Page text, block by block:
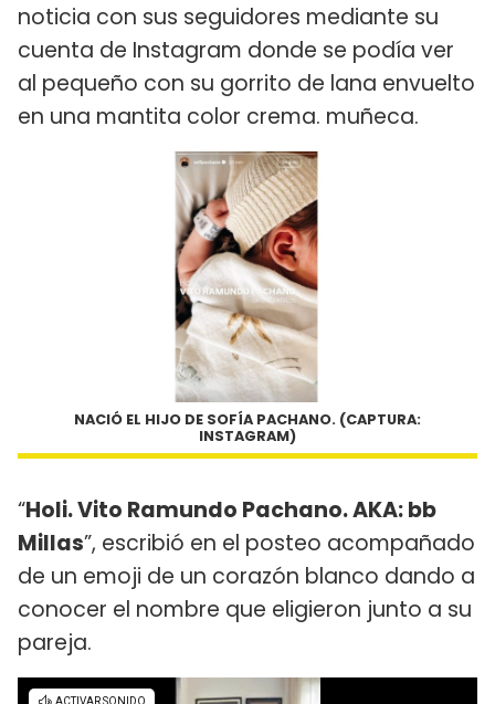
noticia con sus seguidores mediante su
cuenta de Instagram donde se podía ver
al pequeño con su gorrito de lana envuelto
en una mantita color crema. muñeca.
NACIÓ EL HIJO DE SOFÍA PACHANO. (CAPTURA:
INSTAGRAM)
“Holi. Vito Ramundo Pachano. AKA: bb
Millas”, escribió en el posteo acompañado
de un emoji de un corazón blanco dando a
conocer el nombre que eligieron junto a su
pareja.